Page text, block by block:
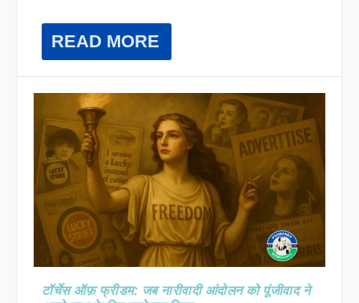
READ MORE
टॉर्चेस ऑफ़ फ्रीडम: जब नारीवादी आंदोलन को पूंजीवाद ने